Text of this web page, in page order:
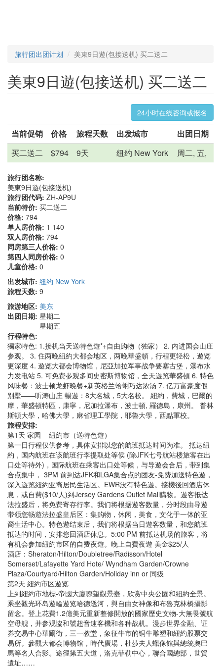
旅行团出团计划 美東9日遊(包接送机) 买二送二
美東9日遊(包接送机) 买二送二
24小时在线咨询或报名
当前促销 价格 旅程天数 出发城市
出团日期
买二送二
$794 9天 纽约 New York 周二, 五,
旅行团名称:
美東9日遊(包接送机)
旅行团代码: ZH-AP9U
当前特价: 买二送二
价格: 794
单人房价格: 1 140
双人房价格: 794
同房第三人价格: 0
第四人同房价格: 0
儿童价格: 0
出发城市: 纽约 New York
旅程天数: 9
旅游地区: 美东
出团日期: 星期二
星期五
行程特色:
獨家特色: 1.接机当天送特色遊*+自由购物（独家） 2. 内进国会山庄
参观。 3. 住两晚紐約大都会地区，两晚華盛頓，行程更轻松，遊览
更深度 4. 遊览大都会博物馆，尼亞加拉军事战争要塞古堡，瀑布水
力发电站 5. 可免费参观多间史密斯博物馆，全天遊览華盛頓 6. 特色
风味餐：波士顿龙虾晚餐+新英格兰蛤蜊巧达浓汤 7. 亿万富豪度假
别墅——听涛山庄 暢遊：8大名城，5大名校。 紐約，費城，巴爾的
摩，華盛頓特區，康寧，尼加拉瀑布，波士頓, 羅德島，康州。 普林
斯頓大學，哈佛大學，麻省理工學院，耶魯大學，西點軍校。
旅程安排:
第1天 家园 – 紐約市（送特色遊）
第一日行程仅供参考，具体安排以您的航班抵达时间为准。 抵达紐
約，国内航班在该航班行李提取处等侯 (除JFK七号航站楼旅客在出
口处等待外)，国际航班在乘客出口处等候，与导遊会合后，带到集
合点集中， 3PM 前到达JFK和LGA集合点的团友-免费加送特色遊，
深入遊览紐約亚裔居民生活区。EWR没有特色遊。接機後回酒店休
息，或自費($10/人)到Jersey Gardens Outlet Mall購物。遊客抵达
法拉盛后，将免费寄存行李。我们将根据遊客数量，分时段由导遊
带领您畅遊法拉盛皇后区：集购物，休闲，美食，文化于一体的亚
裔生活中心。特色遊结束后，我们将根据当日遊客数量，和您航班
抵达的时间，安排您回酒店休息。5:00 PM 前抵达机场的旅客，将
有机会参加紐約市区的自费夜遊。晚上自費夜遊 美金$25/人
酒店：Sheraton/Hilton/Doubletree/Radisson/Hotel
Somerset/Lafayette Yard Hote/ Wyndham Garden/Crowne
Plaza/Courtyard/Hilton Garden/Holiday inn or 同级
第2天 紐約市区遊览
上到紐約市地標-帝國大廈嘹望觀景臺，欣赏中央公園和紐約全景。
乘坐觀光环岛遊輪遊览哈德遜河，與自由女神像和布魯克林橋攝影
留念。登上花費1.2億美元重新整修開放的國家歷史文物-大無畏號航
空母舰，并参观協和號超音速客機和各种战机。漫步世界金融、证
券交易中心華爾街，三一教堂，象征牛市的铜牛雕塑和紐約股票交
易所。參觀大都会博物馆，時代廣場，杜莎夫人蠟像館與總統奧巴
馬等名人合影。途徑第五大道，洛克菲勒中心，聯合國總部，世貿
遺址……